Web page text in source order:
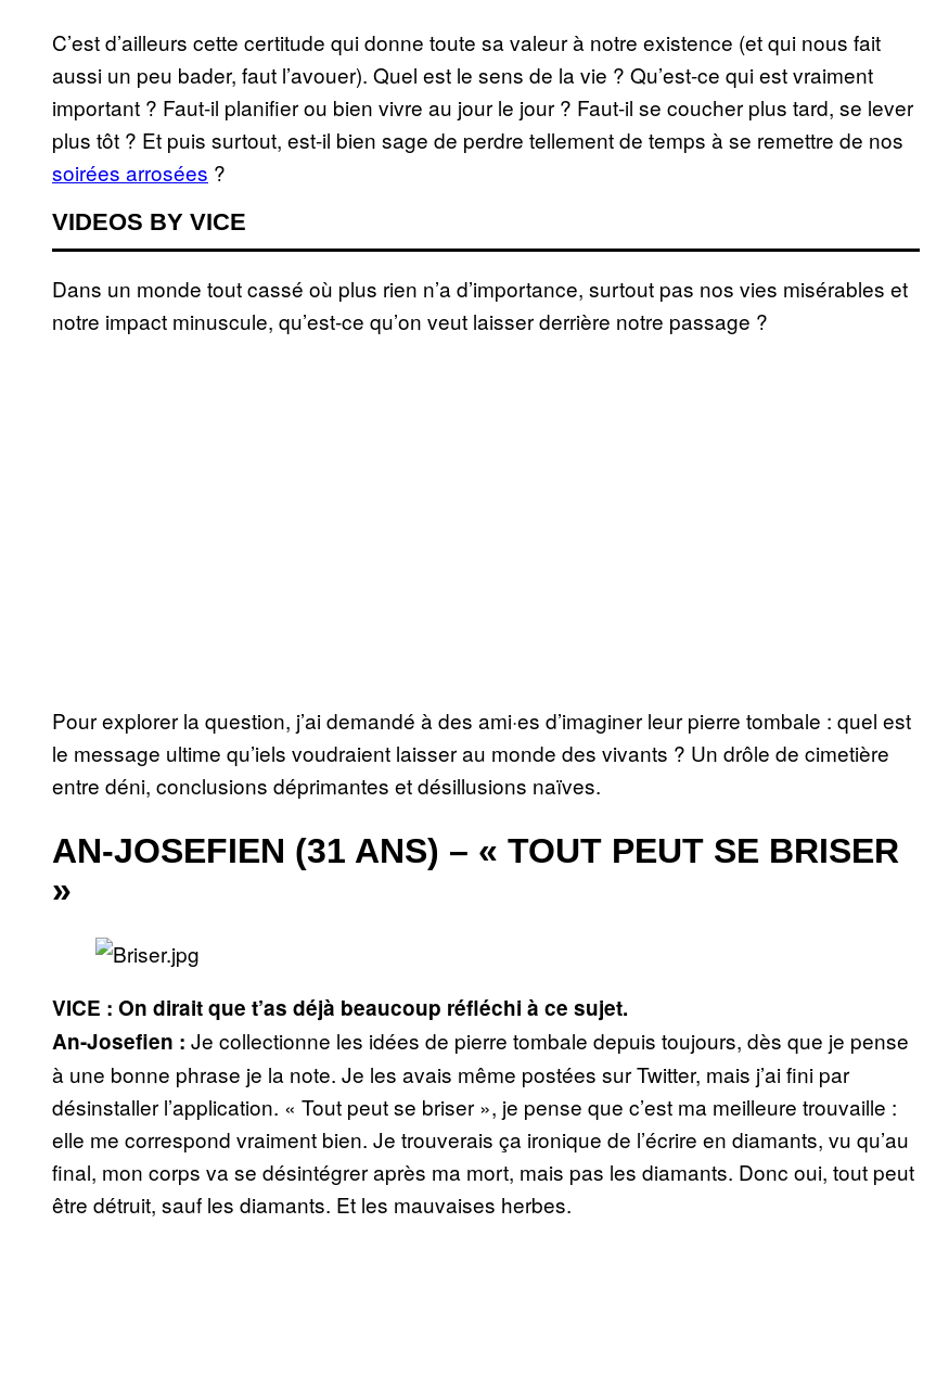
C’est d’ailleurs cette certitude qui donne toute sa valeur à notre existence (et qui nous fait
aussi un peu bader, faut l’avouer). Quel est le sens de la vie ? Qu’est-ce qui est vraiment
important ? Faut-il planifier ou bien vivre au jour le jour ? Faut-il se coucher plus tard, se lever
plus tôt ? Et puis surtout, est-il bien sage de perdre tellement de temps à se remettre de nos
soirées arrosées ?
VIDEOS BY VICE
Dans un monde tout cassé où plus rien n’a d’importance, surtout pas nos vies misérables et
notre impact minuscule, qu’est-ce qu’on veut laisser derrière notre passage ?
Pour explorer la question, j’ai demandé à des ami·es d’imaginer leur pierre tombale : quel est
le message ultime qu’iels voudraient laisser au monde des vivants ? Un drôle de cimetière
entre déni, conclusions déprimantes et désillusions naïves.
AN-JOSEFIEN (31 ANS) – « TOUT PEUT SE BRISER
»
VICE : On dirait que t’as déjà beaucoup réfléchi à ce sujet.
An-Josefien : Je collectionne les idées de pierre tombale depuis toujours, dès que je pense
à une bonne phrase je la note. Je les avais même postées sur Twitter, mais j’ai fini par
désinstaller l’application. « Tout peut se briser », je pense que c’est ma meilleure trouvaille :
elle me correspond vraiment bien. Je trouverais ça ironique de l’écrire en diamants, vu qu’au
final, mon corps va se désintégrer après ma mort, mais pas les diamants. Donc oui, tout peut
être détruit, sauf les diamants. Et les mauvaises herbes.